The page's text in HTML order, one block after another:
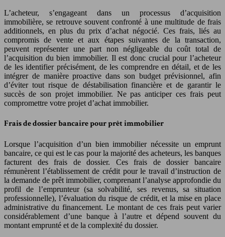
L’acheteur, s’engageant dans un processus d’acquisition
immobilière, se retrouve souvent confronté à une multitude de frais
additionnels, en plus du prix d’achat négocié. Ces frais, liés au
compromis de vente et aux étapes suivantes de la transaction,
peuvent représenter une part non négligeable du coût total de
l’acquisition du bien immobilier. Il est donc crucial pour l’acheteur
de les identifier précisément, de les comprendre en détail, et de les
intégrer de manière proactive dans son budget prévisionnel, afin
d’éviter tout risque de déstabilisation financière et de garantir le
succès de son projet immobilier. Ne pas anticiper ces frais peut
compromettre votre projet d’achat immobilier.
Frais de dossier bancaire pour prêt immobilier
Lorsque l’acquisition d’un bien immobilier nécessite un emprunt
bancaire, ce qui est le cas pour la majorité des acheteurs, les banques
facturent des frais de dossier. Ces frais de dossier bancaire
rémunèrent l’établissement de crédit pour le travail d’instruction de
la demande de prêt immobilier, comprenant l’analyse approfondie du
profil de l’emprunteur (sa solvabilité, ses revenus, sa situation
professionnelle), l’évaluation du risque de crédit, et la mise en place
administrative du financement. Le montant de ces frais peut varier
considérablement d’une banque à l’autre et dépend souvent du
montant emprunté et de la complexité du dossier.